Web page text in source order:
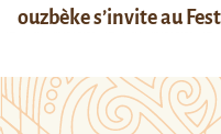
ouzbèke s’invite au